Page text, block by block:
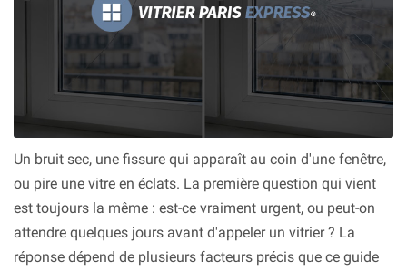
Un bruit sec, une fissure qui apparaît au coin d'une fenêtre,
ou pire une vitre en éclats. La première question qui vient
est toujours la même : est-ce vraiment urgent, ou peut-on
attendre quelques jours avant d'appeler un vitrier ? La
réponse dépend de plusieurs facteurs précis que ce guide